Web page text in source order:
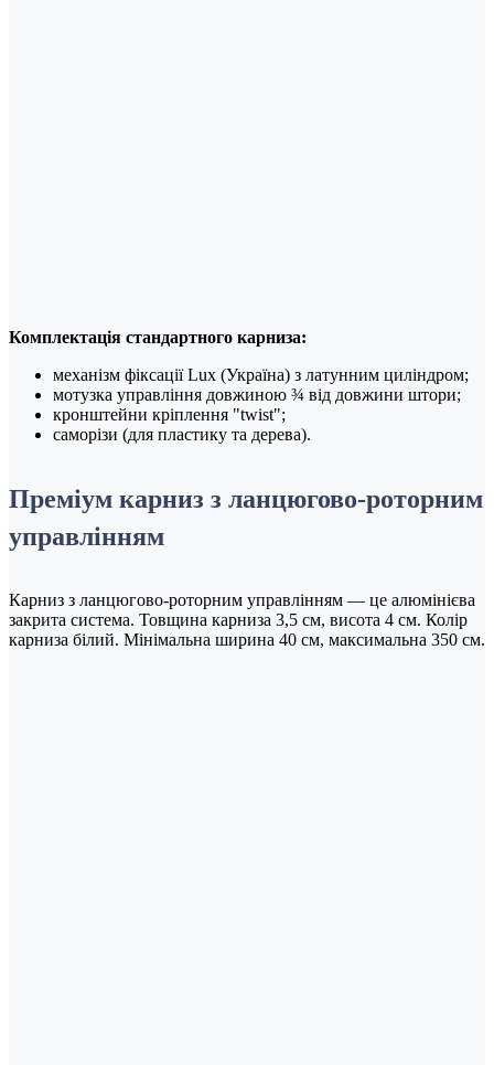
Комплектація стандартного карниза:
механізм фіксації Lux (Україна) з латунним циліндром;
мотузка управління довжиною ¾ від довжини штори;
кронштейни кріплення "twist";
саморізи (для пластику та дерева).
Преміум карниз з ланцюгово-роторним
управлінням
Карниз з ланцюгово-роторним управлінням — це алюмінієва
закрита система. Товщина карниза 3,5 см, висота 4 см. Колір
карниза білий. Мінімальна ширина 40 см, максимальна 350 см.